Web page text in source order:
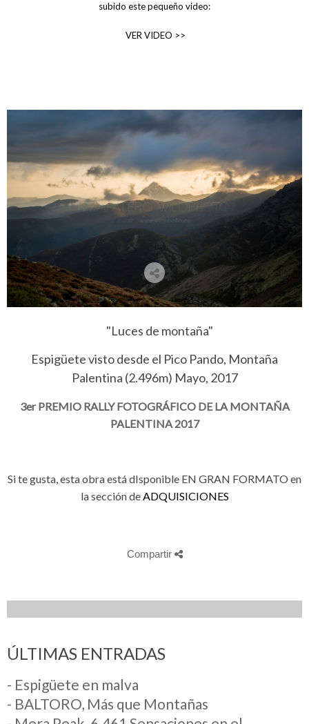
subido este pequeño video:
VER VIDEO >>
"Luces de montaña"
Espigüete visto desde el Pico Pando, Montaña
Palentina (2.496m) Mayo, 2017
3er PREMIO RALLY FOTOGRÁFICO DE LA MONTAÑA
PALENTINA 2017
Si te gusta, esta obra está dIsponible EN GRAN FORMATO en
la sección de ADQUISICIONES
Compartir
ÚLTIMAS ENTRADAS
- Espigüete en malva
- BALTORO, Más que Montañas